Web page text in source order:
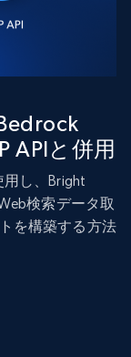
APIと併用
用し、Bright
検索データ取
を構築する方法